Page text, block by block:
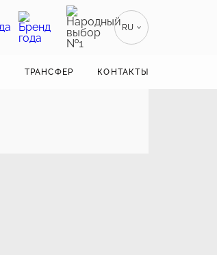
RU
ENGLISH
ТРАНСФЕР КОНТАКТЫ